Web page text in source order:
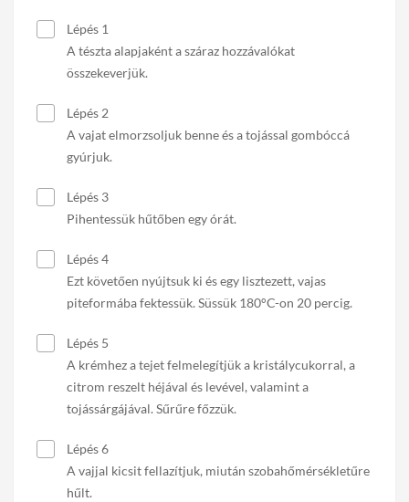
Lépés 1
A tészta alapjaként a száraz hozzávalókat
összekeverjük.
Lépés 2
A vajat elmorzsoljuk benne és a tojással gombóccá
gyúrjuk.
Lépés 3
Pihentessük hűtőben egy órát.
Lépés 4
Ezt követően nyújtsuk ki és egy lisztezett, vajas
piteformába fektessük. Süssük 180°C-on 20 percig.
Lépés 5
A krémhez a tejet felmelegítjük a kristálycukorral, a
citrom reszelt héjával és levével, valamint a
tojássárgájával. Sűrűre főzzük.
Lépés 6
A vajjal kicsit fellazítjuk, miután szobahőmérsékletűre
hűlt.